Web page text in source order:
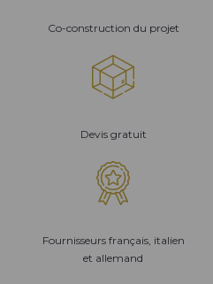
Co-construction du projet
Devis gratuit
Fournisseurs français, italien
et allemand